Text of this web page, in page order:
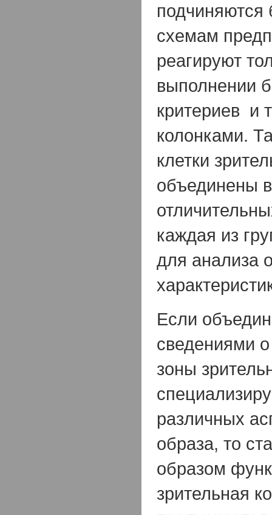
схемам
реагируют
выполнении
критериев и
колонками.
клетки
объединены
каждая из
для анализа
Если
сведениями
зоны
различных
образа, то
образом
зрительная